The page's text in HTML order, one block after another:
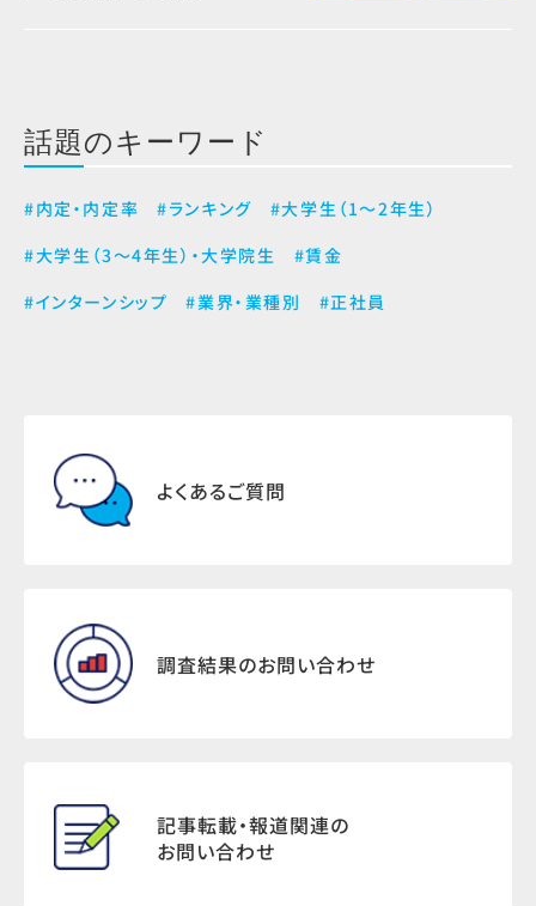
話題のキーワード
#内定・内定率 #ランキング
#大学生（1～2年生）
#大学生（3～4年生）・大学院生
#賃金
#インターンシップ
#業界・業種別 #正社員
よくあるご質問
調査結果のお問い合わせ
記事転載・報道関連の
お問い合わせ